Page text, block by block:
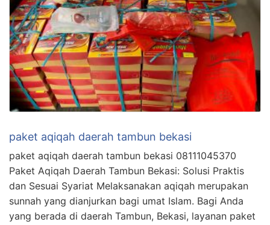
paket aqiqah daerah tambun bekasi
paket aqiqah daerah tambun bekasi 08111045370
Paket Aqiqah Daerah Tambun Bekasi: Solusi Praktis
dan Sesuai Syariat Melaksanakan aqiqah merupakan
sunnah yang dianjurkan bagi umat Islam. Bagi Anda
yang berada di daerah Tambun, Bekasi, layanan paket